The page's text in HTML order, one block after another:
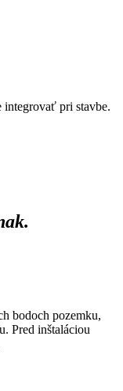
integrovať pri stavbe.
bodoch pozemku,
Pred inštaláciou